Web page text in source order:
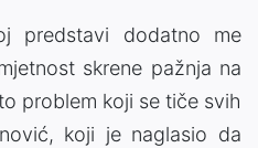
predstavi dodatno me
skrene pažnja na
problem koji se tiče svih
koji je naglasio da